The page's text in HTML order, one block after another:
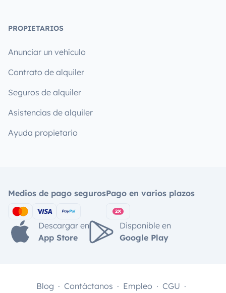
PROPIETARIOS
Anunciar un vehículo
Contrato de alquiler
Seguros de alquiler
Asistencias de alquiler
Ayuda propietario
Medios de pago segurosPago en varios plazos
Descargar en
App Store
Disponible en
Google Play
Blog Contáctanos Empleo CGU